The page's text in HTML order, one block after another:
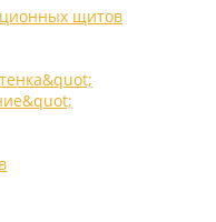
щитов